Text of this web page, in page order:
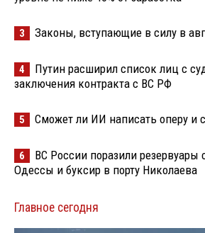
3 Законы, вступающие в силу в
4
Путин расширил список лиц с
заключения контракта с ВС РФ
5 Сможет ли ИИ написать оперу и
6
ВС России поразили резервуары
Одессы и буксир в порту Николаева
Главное сегодня